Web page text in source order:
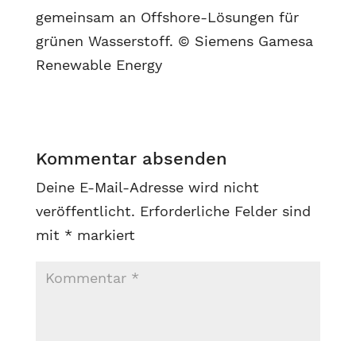
gemeinsam an Offshore-Lösungen für
grünen Wasserstoff. © Siemens Gamesa
Renewable Energy
Kommentar absenden
Deine E-Mail-Adresse wird nicht
veröffentlicht. Erforderliche Felder sind
mit * markiert